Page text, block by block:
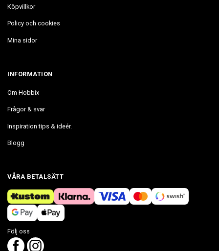
Köpvillkor
Policy och cookies
Mina sidor
INFORMATION
Om Hobbix
Frågor & svar
Inspiration tips & ideér.
Blogg
VÅRA BETALSÄTT
Följ oss